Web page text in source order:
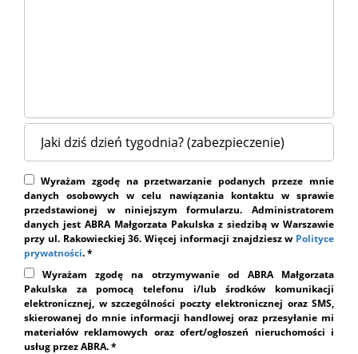
Wyrażam zgodę na przetwarzanie podanych przeze mnie
danych osobowych w celu nawiązania kontaktu w sprawie
przedstawionej w niniejszym formularzu. Administratorem
danych jest ABRA Małgorzata Pakulska z siedzibą w Warszawie
przy ul. Rakowieckiej 36. Więcej informacji znajdziesz w Polityce
prywatności. *
Wyrażam zgodę na otrzymywanie od ABRA Małgorzata
Pakulska za pomocą telefonu i/lub środków komunikacji
elektronicznej, w szczególności poczty elektronicznej oraz SMS,
skierowanej do mnie informacji handlowej oraz przesyłanie mi
materiałów reklamowych oraz ofert/ogłoszeń nieruchomości i
usług przez ABRA. *